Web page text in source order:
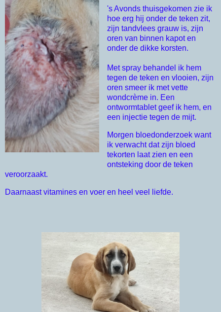
's Avonds thuisgekomen zie ik
hoe erg hij onder de teken zit,
zijn tandvlees grauw is, zijn
oren van binnen kapot en
onder de dikke korsten.
Met spray behandel ik hem
tegen de teken en vlooien, zijn
oren smeer ik met vette
wondcrème in. Een
ontwormtablet geef ik hem, en
een injectie tegen de mijt.
Morgen bloedonderzoek want
ik verwacht dat zijn bloed
tekorten laat zien en een
ontsteking door de teken
veroorzaakt.
Daarnaast vitamines en voer en heel veel liefde.